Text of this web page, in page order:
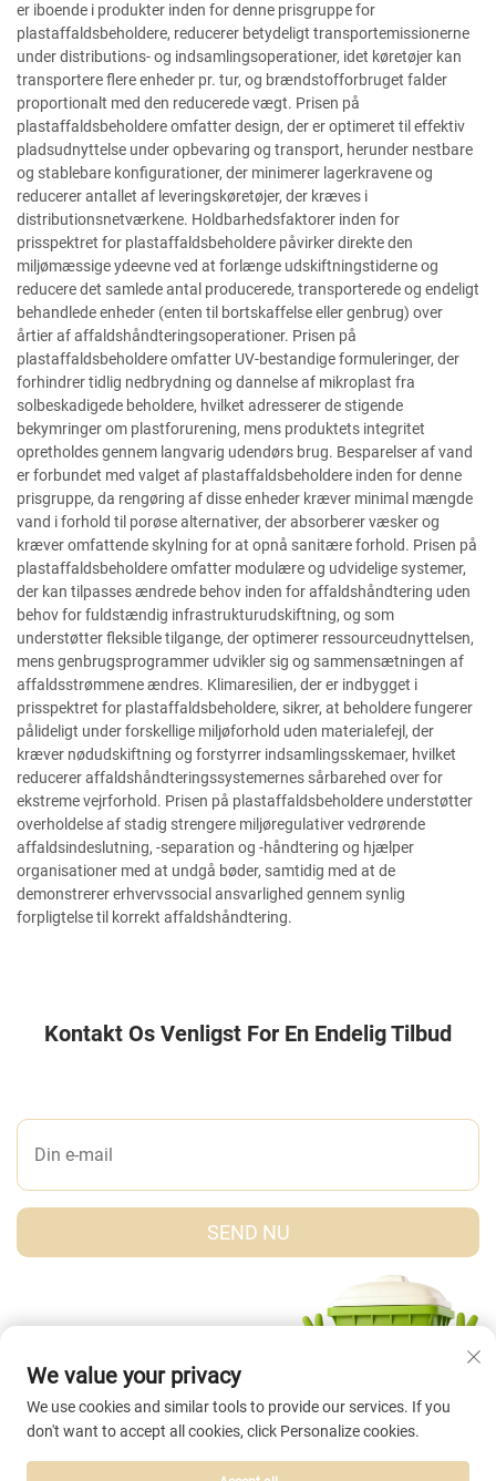
er iboende i produkter inden for denne prisgruppe for
plastaffaldsbeholdere, reducerer betydeligt transportemissionerne
under distributions- og indsamlingsoperationer, idet køretøjer kan
transportere flere enheder pr. tur, og brændstofforbruget falder
proportionalt med den reducerede vægt. Prisen på
plastaffaldsbeholdere omfatter design, der er optimeret til effektiv
pladsudnyttelse under opbevaring og transport, herunder nestbare
og stablebare konfigurationer, der minimerer lagerkravene og
reducerer antallet af leveringskøretøjer, der kræves i
distributionsnetværkene. Holdbarhedsfaktorer inden for
prisspektret for plastaffaldsbeholdere påvirker direkte den
miljømæssige ydeevne ved at forlænge udskiftningstiderne og
reducere det samlede antal producerede, transporterede og endeligt
behandlede enheder (enten til bortskaffelse eller genbrug) over
årtier af affaldshåndteringsoperationer. Prisen på
plastaffaldsbeholdere omfatter UV-bestandige formuleringer, der
forhindrer tidlig nedbrydning og dannelse af mikroplast fra
solbeskadigede beholdere, hvilket adresserer de stigende
bekymringer om plastforurening, mens produktets integritet
opretholdes gennem langvarig udendørs brug. Besparelser af vand
er forbundet med valget af plastaffaldsbeholdere inden for denne
prisgruppe, da rengøring af disse enheder kræver minimal mængde
vand i forhold til porøse alternativer, der absorberer væsker og
kræver omfattende skylning for at opnå sanitære forhold. Prisen på
plastaffaldsbeholdere omfatter modulære og udvidelige systemer,
der kan tilpasses ændrede behov inden for affaldshåndtering uden
behov for fuldstændig infrastrukturudskiftning, og som
understøtter fleksible tilgange, der optimerer ressourceudnyttelsen,
mens genbrugsprogrammer udvikler sig og sammensætningen af
affaldsstrømmene ændres. Klimaresilien, der er indbygget i
prisspektret for plastaffaldsbeholdere, sikrer, at beholdere fungerer
pålideligt under forskellige miljøforhold uden materialefejl, der
kræver nødudskiftning og forstyrrer indsamlingsskemaer, hvilket
reducerer affaldshåndteringssystemernes sårbarehed over for
ekstreme vejrforhold. Prisen på plastaffaldsbeholdere understøtter
overholdelse af stadig strengere miljøregulativer vedrørende
affaldsindeslutning, -separation og -håndtering og hjælper
organisationer med at undgå bøder, samtidig med at de
demonstrerer erhvervssocial ansvarlighed gennem synlig
forpligtelse til korrekt affaldshåndtering.
Kontakt Os Venligst For En Endelig Tilbud
SEND NU
We value your privacy
We use cookies and similar tools to provide our services. If you
don't want to accept all cookies, click Personalize cookies.